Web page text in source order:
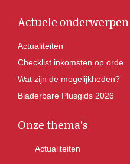
Actuele onderwerpen
Actualiteiten
Checklist inkomsten op orde
Wat zijn de mogelijkheden?
Bladerbare Plusgids 2026
Onze thema's
Actualiteiten